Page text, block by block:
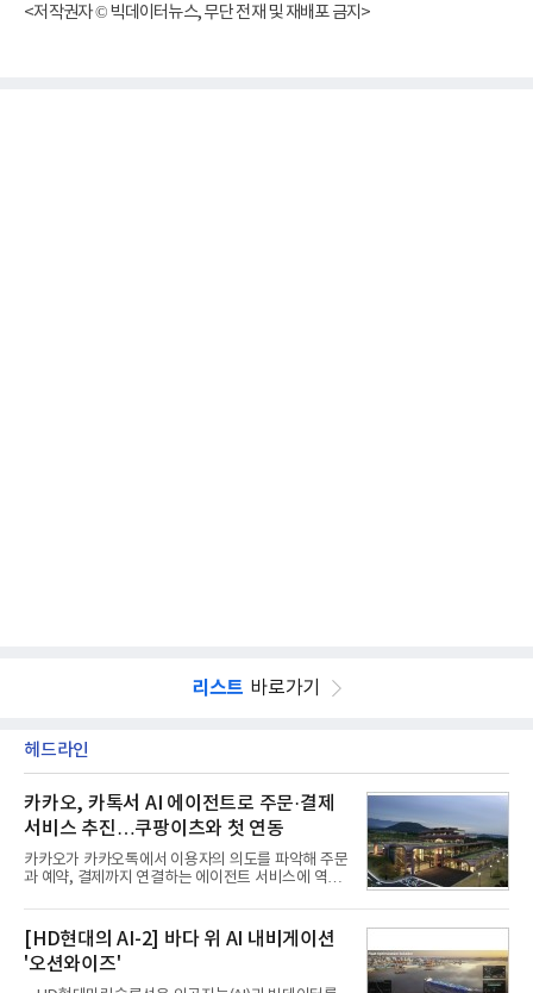
<저작권자 © 빅데이터뉴스, 무단 전재 및 재배포 금지>
리스트 바로가기
헤드라인
카카오, 카톡서 AI 에이전트로 주문·결제
서비스 추진…쿠팡이츠와 첫 연동
카카오가 카카오톡에서 이용자의 의도를 파악해 주문
과 예약, 결제까지 연결하는 에이전트 서비스에 역량
행 등으로 적용 범위를 넓혀 AI를 새로운 톡비즈 성장
축으로 만들겠다는 구상이다.정신아 카카오 대표는 6
일 열린 2분기 실적 발표 컨퍼런스콜에서 "AI는 톡비
즈 성장 재점화의 핵심이자 주요 매출원으로 자리 잡
을 것"이라며 이같은 AI 사업 전략을 공개했다. 카카
[HD현대의 AI-2] 바다 위 AI 내비게이션
'오션와이즈'